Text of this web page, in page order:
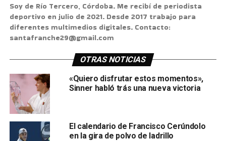
Soy de Río Tercero, Córdoba. Me recibí de periodista
deportivo en julio de 2021. Desde 2017 trabajo para
diferentes multimedios digitales. Contacto:
santafranche29@gmail.com
OTRAS NOTICIAS
«Quiero disfrutar estos momentos»,
Sinner habló trás una nueva victoria
El calendario de Francisco Cerúndolo
en la gira de polvo de ladrillo